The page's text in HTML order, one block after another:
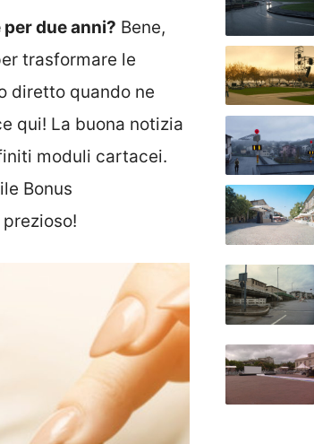
due anni? Bene,
trasformare le
diretto quando ne
qui! La buona notizia
moduli cartacei.
Bonus